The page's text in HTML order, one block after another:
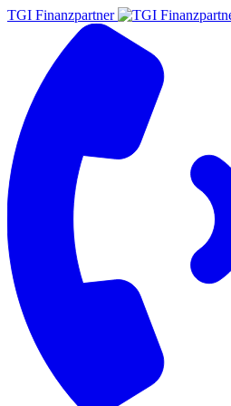
TGI Finanzpartner